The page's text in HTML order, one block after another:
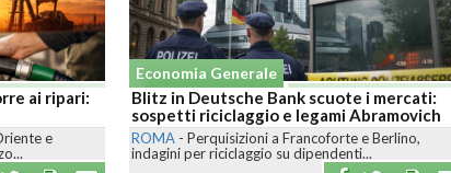
ai ripari:
e
Economia Generale
Blitz in Deutsche Bank scuote i mercati:
sospetti riciclaggio e legami Abramovich
ROMA- Perquisizioni a Francoforte e Berlino,
indagini per riciclaggio su dipendenti...